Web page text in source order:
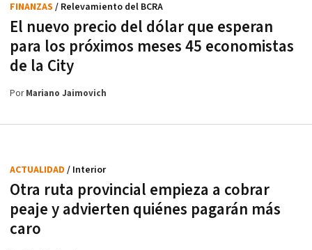
El nuevo precio del dólar que esperan
para los próximos meses 45 economistas
de la City
FINANZAS / Relevamiento del BCRA
PorMariano Jaimovich
Otra ruta provincial empieza a cobrar
peaje y advierten quiénes pagarán más
caro
ACTUALIDAD / Interior